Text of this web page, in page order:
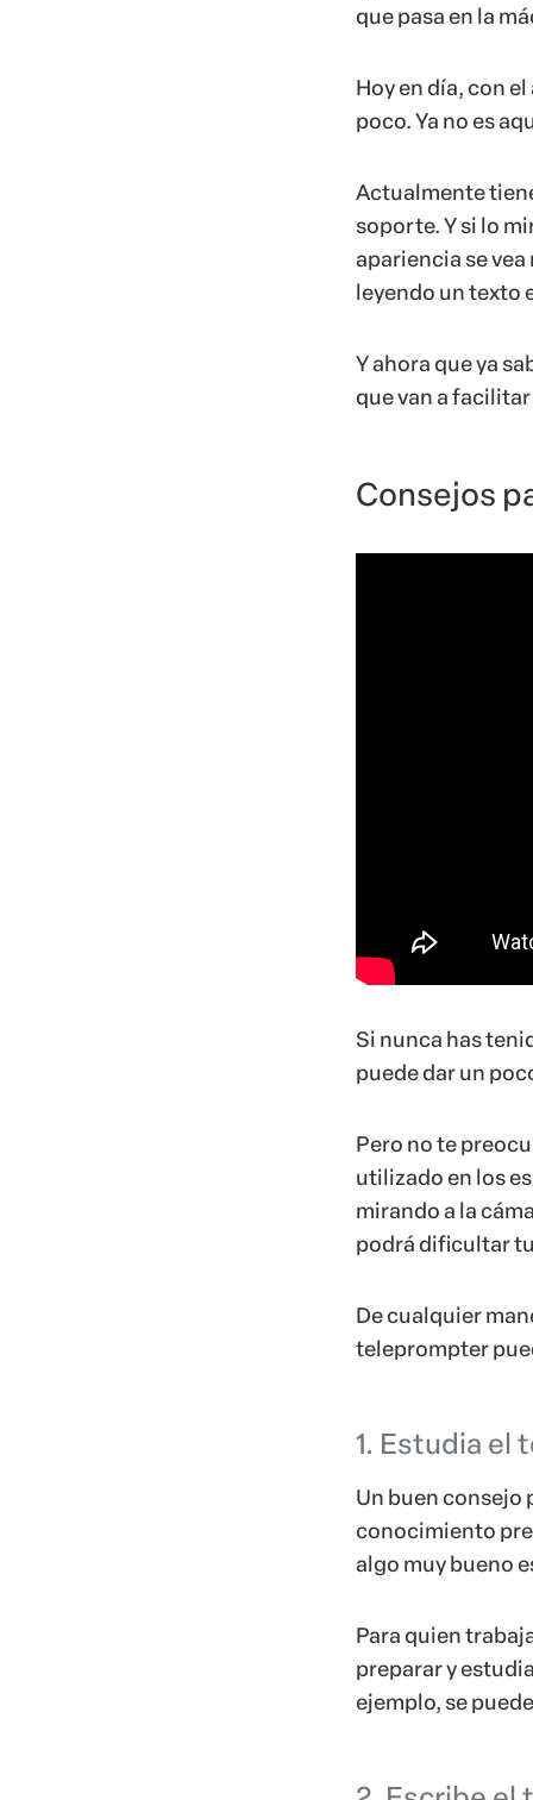
que pasa en la
Hoy en día, con
poco. Ya no es
Actualmente
soporte. Y si lo
apariencia se
leyendo un texto
Y ahora que ya
que van a
Consejos
Si nunca has
puede dar un
Pero no te
utilizado en los
mirando a la
podrá dificultar
De cualquier
teleprompter
1. Estudia el
Un buen consejo
conocimiento
algo muy bueno
Para quien
preparar y
ejemplo, se